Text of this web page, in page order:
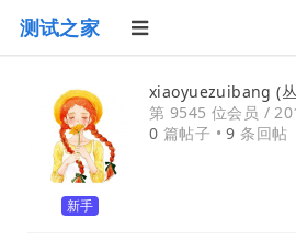
测试之家
新手
xiaoyuezuibang (
第 9545 位会员 /
0 篇帖子 •9 条回帖